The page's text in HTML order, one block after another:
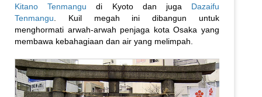
Kitano Tenmangu di Kyoto dan juga Dazaifu
Tenmangu . Kuil megah ini dibangun untuk
menghormati arwah-arwah penjaga kota Osaka yang
membawa kebahagiaan dan air yang melimpah.